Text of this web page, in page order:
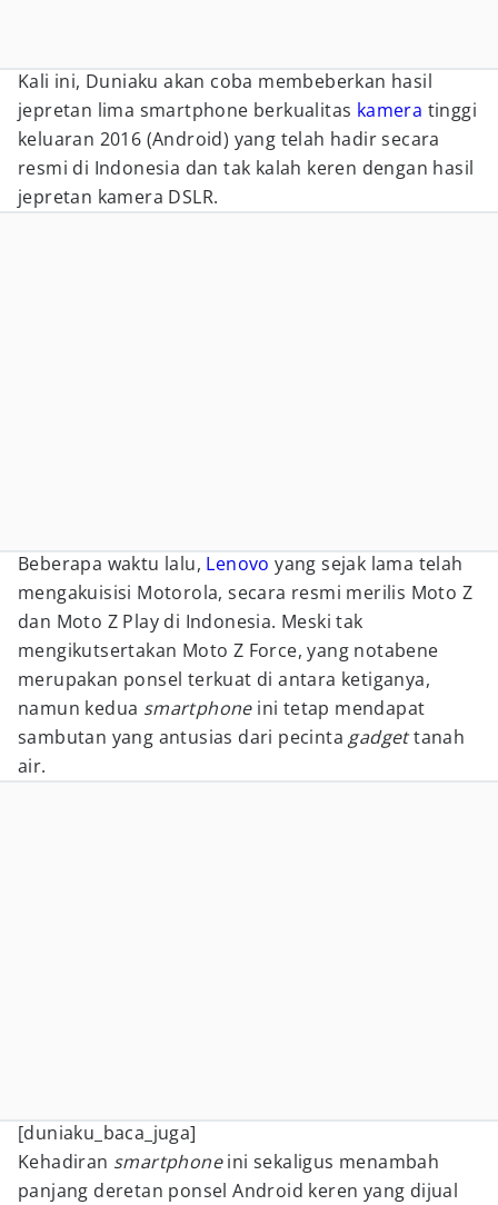
Kali ini, Duniaku akan coba membeberkan hasil
jepretan lima smartphone berkualitas kamera tinggi
keluaran 2016 (Android) yang telah hadir secara
resmi di Indonesia dan tak kalah keren dengan hasil
jepretan kamera DSLR.
Beberapa waktu lalu, Lenovo yang sejak lama telah
mengakuisisi Motorola, secara resmi merilis Moto Z
dan Moto Z Play di Indonesia. Meski tak
mengikutsertakan Moto Z Force, yang notabene
merupakan ponsel terkuat di antara ketiganya,
namun kedua smartphoneini tetap mendapat
sambutan yang antusias dari pecinta gadgettanah
air.
[duniaku_baca_juga]
Kehadiran smartphoneini sekaligus menambah
panjang deretan ponsel Android keren yang dijual